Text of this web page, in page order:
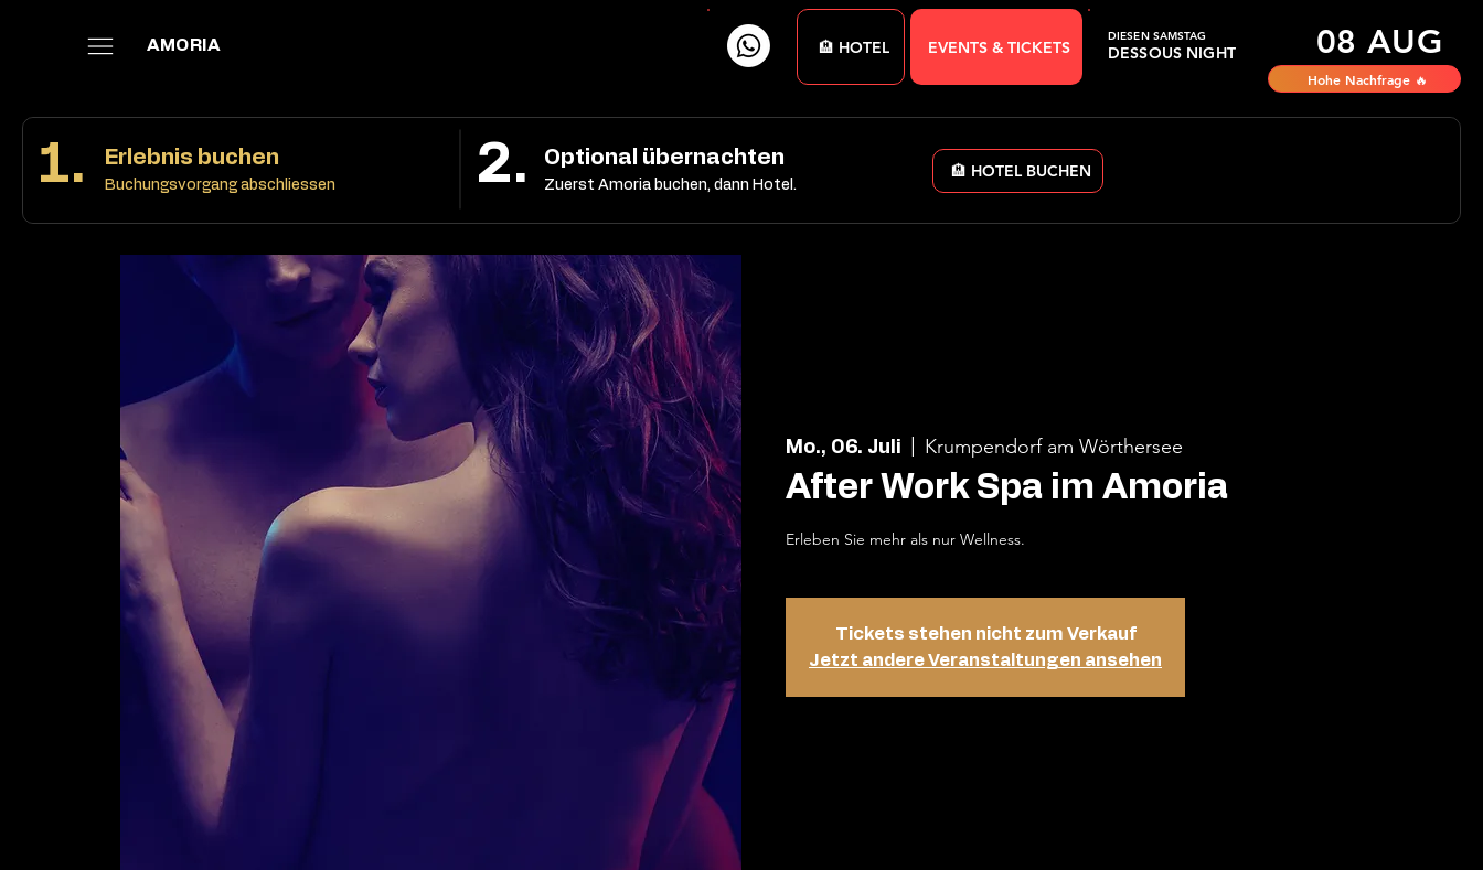
🏨 HOTEL EVENTS & TICKETS DESSOUS NIGHT 08 AUG
DIESEN SAMSTAG
Hohe Nachfrage 🔥
AMORIA
1. Erlebnis buchen
Buchungsvorgang abschliessen 2. Optional übernachten
Zuerst Amoria buchen, dann Hotel.
🏨 HOTEL BUCHEN
Mo., 06. Juli Krumpendorf am Wörthersee
After Work Spa im Amoria
Erleben Sie mehr als nur Wellness.
Tickets stehen nicht zum Verkauf
Jetzt andere Veranstaltungen ansehen